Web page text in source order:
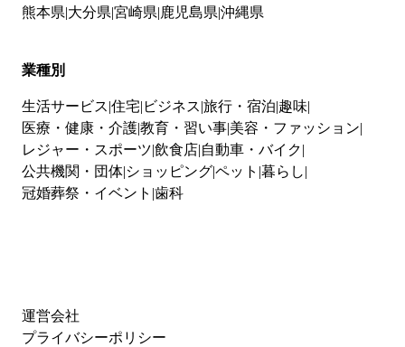
熊本県 大分県 宮崎県 鹿児島県 沖縄県
業種別
生活サービス 住宅 ビジネス 旅行・宿泊 趣味
医療・健康・介護教育・習い事 美容・ファッション
レジャー・スポーツ 飲食店 自動車・バイク
公共機関・団体 ショッピングペット 暮らし
冠婚葬祭・イベント 歯科
運営会社
プライバシーポリシー